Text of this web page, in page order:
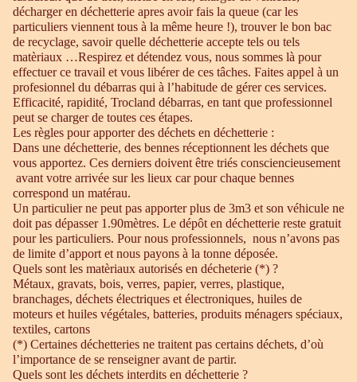
décharger en déchetterie apres avoir fais la queue (car les
particuliers viennent tous à la même heure !), trouver le bon bac
de recyclage, savoir quelle déchetterie accepte tels ou tels
matèriaux …Respirez et détendez vous, nous sommes là pour
effectuer ce travail et vous libérer de ces tâches. Faites appel à un
profesionnel du débarras qui à l’habitude de gérer ces services.
Efficacité, rapidité, Trocland débarras, en tant que professionnel
peut se charger de toutes ces étapes.
Les règles pour apporter des déchets en déchetterie :
Dans une déchetterie, des bennes réceptionnent les déchets que
vous apportez. Ces derniers doivent être triés consciencieusement
avant votre arrivée sur les lieux car pour chaque bennes
correspond un matérau.
Un particulier ne peut pas apporter plus de 3m3 et son véhicule ne
doit pas dépasser 1.90mètres. Le dépôt en déchetterie reste gratuit
pour les particuliers. Pour nous professionnels, nous n’avons pas
de limite d’apport et nous payons à la tonne déposée.
Quels sont les matèriaux autorisés en décheterie (*) ?
Métaux, gravats, bois, verres, papier, verres, plastique,
branchages, déchets électriques et électroniques, huiles de
moteurs et huiles végétales, batteries, produits ménagers spéciaux,
textiles, cartons
(*) Certaines déchetteries ne traitent pas certains déchets, d’où
l’importance de se renseigner avant de partir.
Quels sont les déchets interdits en déchetterie ?